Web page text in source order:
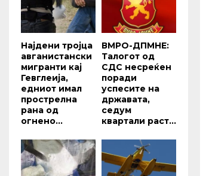
Најдени тројца
авганистански
мигранти кај
Гевглеија,
едниот имал
прострелна
рана од
огнено...
ВМРО-ДПМНЕ:
Талогот од
СДС несреќен
поради
успесите на
државата,
седум
квартали раст...